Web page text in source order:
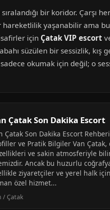
bir koridor. Çarşı
hareketlilik yaşanabilir ama
için Çatak VIP escort
süzülen bir sessizlik, kış
okumak için değil; o
Çatak Son Dakika Escort
Çatak Son Dakika Escort
ve Pratik Bilgiler Van Çatak,
ve sakin atmosferiyle
Ancak bu huzurlu
ziyaretçiler ve yerel halk
özel hizmet...
/ Çatak